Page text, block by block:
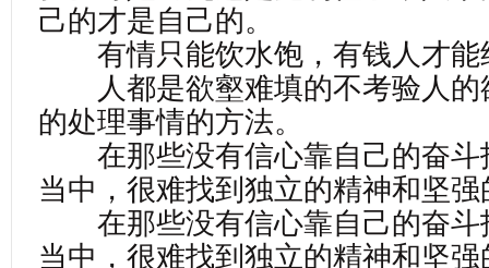
己的才是自己的。
有情只能饮水饱，有钱人才能
人都是欲壑难填的不考验人的
的处理事情的方法。
在那些没有信心靠自己的奋斗
当中，很难找到独立的精神和坚
在那些没有信心靠自己的奋斗
当中，很难找到独立的精神和坚